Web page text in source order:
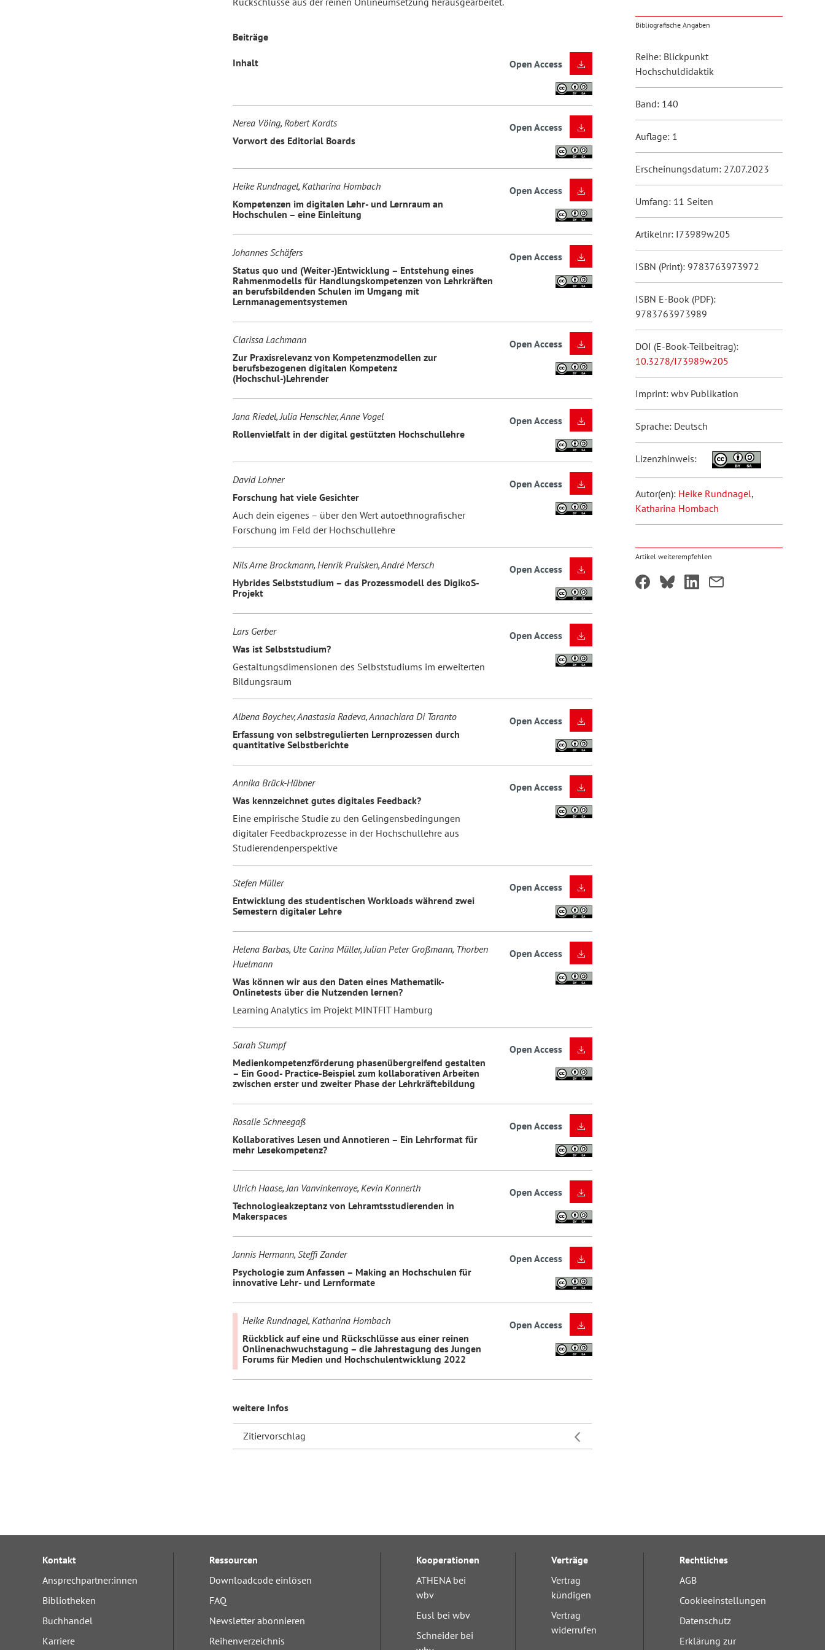
Beiträge
Inhalt Open Access
Nerea Vöing, Robert Kordts
Vorwort des Editorial Boards
Open Access
Heike Rundnagel, Katharina Hombach
Kompetenzen im digitalen Lehr- und Lernraum an
Hochschulen – eine Einleitung
Open Access
Johannes Schäfers
Status quo und (Weiter-)Entwicklung – Entstehung eines
Rahmenmodells für Handlungskompetenzen von Lehrkräften
an berufsbildenden Schulen im Umgang mit
Lernmanagementsystemen
Open Access
Clarissa Lachmann
Zur Praxisrelevanz von Kompetenzmodellen zur
berufsbezogenen digitalen Kompetenz
(Hochschul-)Lehrender
Open Access
Jana Riedel, Julia Henschler, Anne Vogel
Rollenvielfalt in der digital gestützten Hochschullehre
Open Access
David Lohner
Forschung hat viele Gesichter
Auch dein eigenes – über den Wert autoethnografischer
Forschung im Feld der Hochschullehre
Open Access
Nils Arne Brockmann, Henrik Pruisken, André Mersch
Hybrides Selbststudium – das Prozessmodell des DigikoS-
Projekt
Open Access
Lars Gerber
Was ist Selbststudium?
Gestaltungsdimensionen des Selbststudiums im erweiterten
Bildungsraum
Open Access
Albena Boychev, Anastasia Radeva, Annachiara Di Taranto
Erfassung von selbstregulierten Lernprozessen durch
quantitative Selbstberichte
Open Access
Annika Brück-Hübner
Was kennzeichnet gutes digitales Feedback?
Eine empirische Studie zu den Gelingensbedingungen
digitaler Feedbackprozesse in der Hochschullehre aus
Studierendenperspektive
Open Access
Stefen Müller
Entwicklung des studentischen Workloads während zwei
Semestern digitaler Lehre
Open Access
Helena Barbas, Ute Carina Müller, Julian Peter Großmann, Thorben
Huelmann
Was können wir aus den Daten eines Mathematik-
Onlinetests über die Nutzenden lernen?
Learning Analytics im Projekt MINTFIT Hamburg
Open Access
Sarah Stumpf
Medienkompetenzförderung phasenübergreifend gestalten
– Ein Good- Practice-Beispiel zum kollaborativen Arbeiten
zwischen erster und zweiter Phase der Lehrkräftebildung
Open Access
Rosalie Schneegaß
Kollaboratives Lesen und Annotieren – Ein Lehrformat für
mehr Lesekompetenz?
Open Access
Ulrich Haase, Jan Vanvinkenroye, Kevin Konnerth
Technologieakzeptanz von Lehramtsstudierenden in
Makerspaces
Open Access
Jannis Hermann, Steffi Zander
Psychologie zum Anfassen – Making an Hochschulen für
innovative Lehr- und Lernformate
Open Access
Heike Rundnagel, Katharina Hombach
Rückblick auf eine und Rückschlüsse aus einer reinen
Onlinenachwuchstagung – die Jahrestagung des Jungen
Forums für Medien und Hochschulentwicklung 2022
Open Access
weitere Infos
Zitiervorschlag
Bibliografische Angaben
Reihe: Blickpunkt
Hochschuldidaktik
Band: 140
Auflage: 1
Erscheinungsdatum: 27.07.2023
Umfang: 11 Seiten
Artikelnr: I73989w205
ISBN (Print): 9783763973972
ISBN E-Book (PDF):
9783763973989
DOI (E-Book-Teilbeitrag):
10.3278/I73989w205
Imprint: wbv Publikation
Sprache: Deutsch
Lizenzhinweis:
Autor(en): Heike Rundnagel,
Katharina Hombach
Artikel weiterempfehlen
Kontakt
Ansprechpartner:innen
Bibliotheken
Buchhandel
Karriere
Ressourcen
Downloadcode einlösen
FAQ
Newsletter abonnieren
Reihenverzeichnis
Kooperationen
ATHENA bei
wbv
Eusl bei wbv
Schneider bei
Verträge
Vertrag
kündigen
Vertrag
widerrufen
Rechtliches
AGB
Cookieeinstellungen
Datenschutz
Erklärung zur